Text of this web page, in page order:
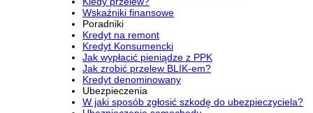
Wskaźniki finansowe
Poradniki
Kredyt na remont
Kredyt Konsumencki
Jak wypłacić pieniądze z PPK
Jak zrobić przelew BLIK-em?
Kredyt denominowany
Ubezpieczenia
W jaki sposób zgłosić szkodę do ubezpieczyciela?